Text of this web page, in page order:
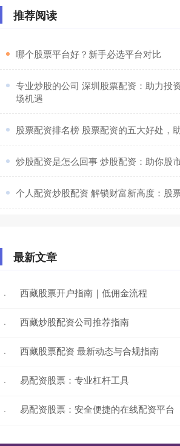
推荐阅读
​哪个股票平台好？新手必选平台对比
专业炒股的公司 深圳股票配资：助力投
场机遇
股票配资排名榜 股票配资的五大好处，
炒股配资是怎么回事 炒股配资：助你股
个人配资炒股配资 解锁财富新高度：股
最新文章
· 西藏股票开户指南｜低佣金流程
· 西藏炒股配资公司推荐指南
· 西藏股票配资 最新动态与合规指南
· 易配资股票：专业杠杆工具
· 易配资股票：安全便捷的在线配资平台